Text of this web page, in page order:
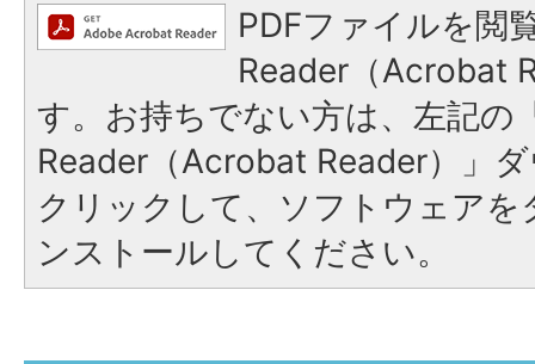
PDFファイルを閲
Reader（Acrobat
す。お持ちでない方は、左記の
Reader（Acrobat Reader）」
クリックして、ソフトウェア
ンストールしてください。